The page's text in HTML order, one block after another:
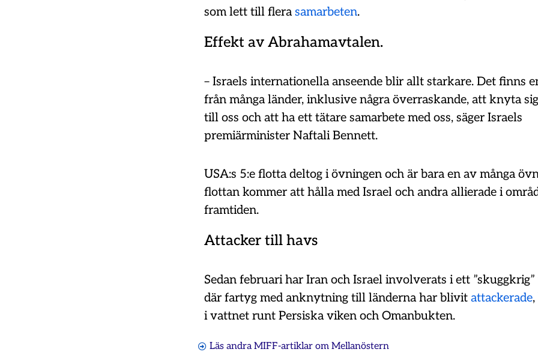
som lett till flerasamarbeten.
Effekt av Abrahamavtalen.
– Israels internationella anseende blir allt starkare. Det finns
från många länder, inklusive några överraskande, att knyta
till oss och att ha ett tätare samarbete med oss, säger Israels
premiärminister Naftali Bennett.
USA:s 5:e flotta deltog i övningen och är bara en av många
flottan kommer att hålla med Israel och andra allierade i
framtiden.
Attacker till havs
Sedan februari har Iran och Israel involverats i ett
där fartyg med anknytning till länderna har blivit attackerade
i vattnet runt Persiska viken och Omanbukten.
Läs andra MIFF-artiklar om Mellanöstern